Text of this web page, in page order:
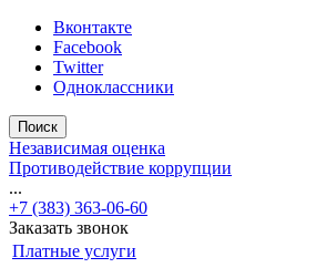
Вконтакте
Facebook
Twitter
Одноклассники
Поиск
Независимая оценка
Противодействие коррупции
...
+7 (383) 363-06-60
Заказать звонок
Платные услуги